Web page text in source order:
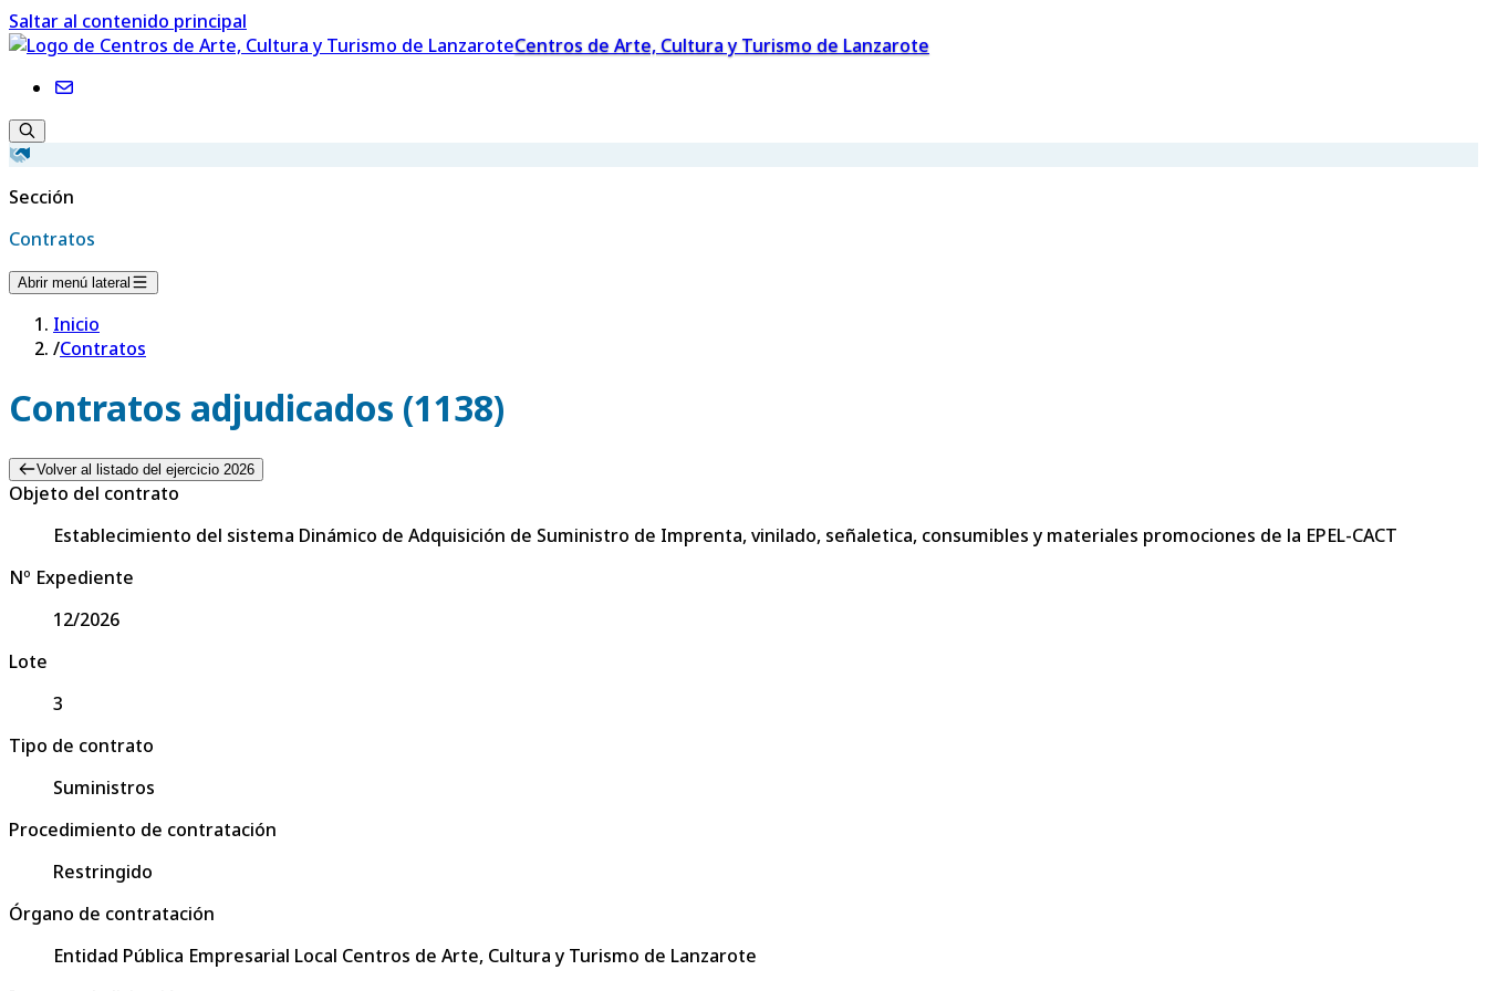
Saltar al contenido principal
Centros de Arte, Cultura y Turismo de Lanzarote
Sección
Contratos
Abrir menú lateral
Inicio
/Contratos
Contratos adjudicados (1138)
Volver al listado del ejercicio 2026
Objeto del contrato
Establecimiento del sistema Dinámico de Adquisición de Suministro de Imprenta, vinilado, señaletica, consumibles y materiales promociones de la EPEL-CACT
Nº Expediente
12/2026
Lote
3
Tipo de contrato
Suministros
Procedimiento de contratación
Restringido
Órgano de contratación
Entidad Pública Empresarial Local Centros de Arte, Cultura y Turismo de Lanzarote